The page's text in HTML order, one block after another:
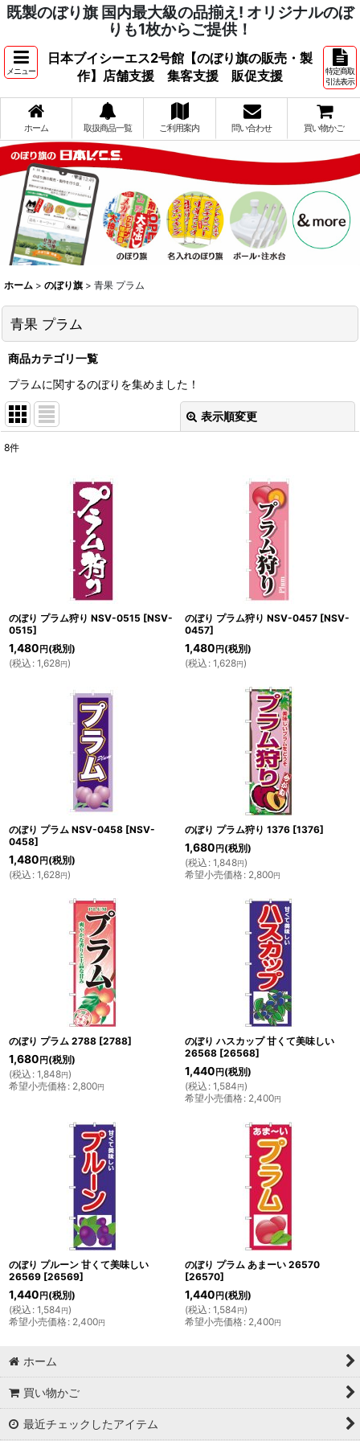
既製のぼり旗 国内最大級の品揃え! オリジナルのぼ
りも1枚からご提供！
メニュー
日本ブイシーエス2号館【のぼり旗の販売・製
作】店舗支援 集客支援 販促支援
特定商取
引法表示
ホーム 取扱商品一覧 ご利用案内 問い合わせ 買い物かご
ホーム > のぼり旗 > 青果 プラム
青果 プラム
商品カテゴリ一覧
プラムに関するのぼりを集めました！
表示順変更
8件
のぼり プラム狩り NSV-0515 [NSV-
0515]
1,480 円 (税別)
(税込 : 1,628円)
のぼり プラム狩り NSV-0457 [NSV-
0457]
1,480 円 (税別)
(税込 : 1,628円)
のぼり プラム NSV-0458 [NSV-
0458]
1,480 円 (税別)
(税込 : 1,628円)
のぼり プラム狩り 1376 [1376]
1,680 円 (税別)
(税込 : 1,848円)
希望小売価格: 2,800円
のぼり プラム 2788 [2788]
1,680 円 (税別)
(税込 : 1,848円)
希望小売価格: 2,800円
のぼり ハスカップ 甘くて美味しい
26568 [26568]
1,440 円 (税別)
(税込 : 1,584円)
希望小売価格: 2,400円
のぼり プルーン 甘くて美味しい
26569 [26569]
1,440 円 (税別)
(税込 : 1,584円)
希望小売価格: 2,400円
のぼり プラム あまーい 26570
[26570]
1,440 円 (税別)
(税込 : 1,584円)
希望小売価格: 2,400円
ホーム
買い物かご
最近チェックしたアイテム